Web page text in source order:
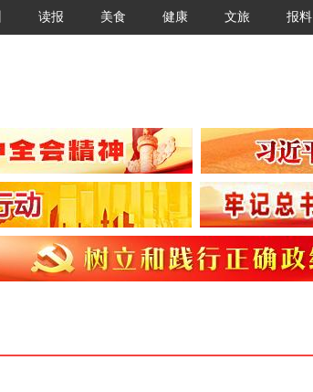
读报 美食 健康 文旅 报料